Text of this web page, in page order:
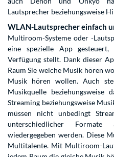
Lautsprecher beziehungsweise
WLAN-Lautsprecher einfach
Multiroom-Systeme oder -
eine spezielle App
Verfügung stellt. Dank dieser
Raum Sie welche Musik hören
Musik hören wollen. Auch
Musikquelle
Streaming beziehungsweise
müssen nicht unbedingt
unterschiedlicher
wiedergegeben werden. Diese
Multitalente. Mit Multiroom-